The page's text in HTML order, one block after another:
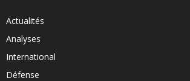
Actualités
Analyses
International
Défense